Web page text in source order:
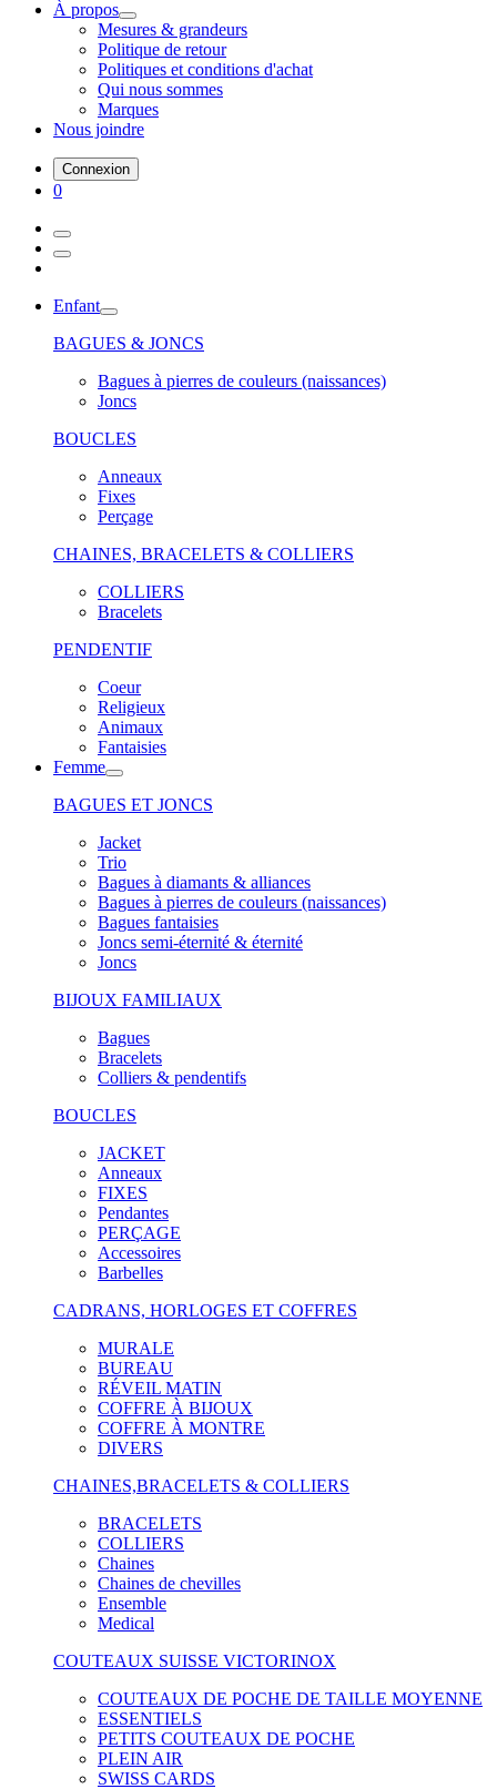
À propos
Mesures & grandeurs
Politique de retour
Politiques et conditions d'achat
Qui nous sommes
Marques
Nous joindre
Connexion
0
Enfant
BAGUES & JONCS
Bagues à pierres de couleurs (naissances)
Joncs
BOUCLES
Anneaux
Fixes
Perçage
CHAINES, BRACELETS & COLLIERS
COLLIERS
Bracelets
PENDENTIF
Coeur
Religieux
Animaux
Fantaisies
Femme
BAGUES ET JONCS
Jacket
Trio
Bagues à diamants & alliances
Bagues à pierres de couleurs (naissances)
Bagues fantaisies
Joncs semi-éternité & éternité
Joncs
BIJOUX FAMILIAUX
Bagues
Bracelets
Colliers & pendentifs
BOUCLES
JACKET
Anneaux
FIXES
Pendantes
PERÇAGE
Accessoires
Barbelles
CADRANS, HORLOGES ET COFFRES
MURALE
BUREAU
RÉVEIL MATIN
COFFRE À BIJOUX
COFFRE À MONTRE
DIVERS
CHAINES,BRACELETS & COLLIERS
BRACELETS
COLLIERS
Chaines
Chaines de chevilles
Ensemble
Medical
COUTEAUX SUISSE VICTORINOX
COUTEAUX DE POCHE DE TAILLE MOYENNE
ESSENTIELS
PETITS COUTEAUX DE POCHE
PLEIN AIR
SWISS CARDS